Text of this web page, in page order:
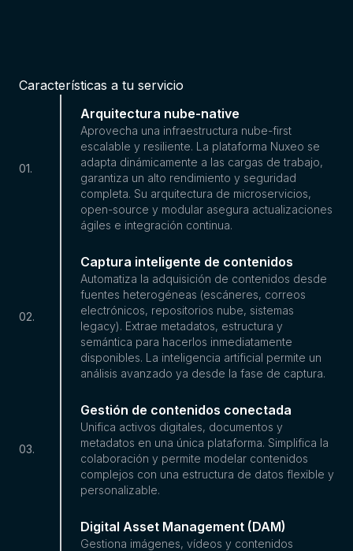
Características a tu servicio
01.
Arquitectura nube-native
Aprovecha una infraestructura nube-first
escalable y resiliente. La plataforma Nuxeo se
adapta dinámicamente a las cargas de trabajo,
garantiza un alto rendimiento y seguridad
completa. Su arquitectura de microservicios,
open-source y modular asegura actualizaciones
ágiles e integración continua.
02.
Captura inteligente de contenidos
Automatiza la adquisición de contenidos desde
fuentes heterogéneas (escáneres, correos
electrónicos, repositorios nube, sistemas
legacy). Extrae metadatos, estructura y
semántica para hacerlos inmediatamente
disponibles. La inteligencia artificial permite un
análisis avanzado ya desde la fase de captura.
03.
Gestión de contenidos conectada
Unifica activos digitales, documentos y
metadatos en una única plataforma. Simplifica la
colaboración y permite modelar contenidos
complejos con una estructura de datos flexible y
personalizable.
Digital Asset Management (DAM)
Gestiona imágenes, vídeos y contenidos